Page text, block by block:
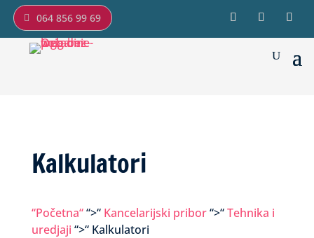
064 856 99 69
Kalkulatori
“Početna““>“ Kancelarijski pribor“>“Tehnika i
uredjaji “>“ Kalkulatori